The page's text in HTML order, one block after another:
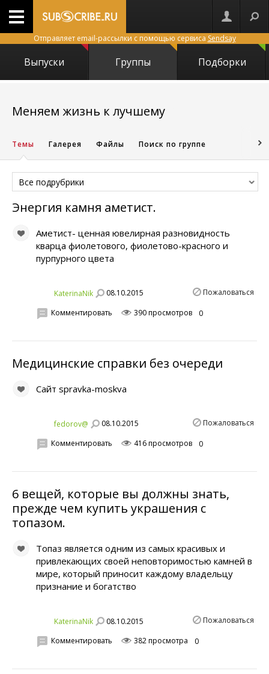
Отправляет email-рассылки с помощью сервиса Sendsay
Выпуски Группы Подборки
Меняем жизнь к лучшему
Темы Галерея Файлы Поиск по группе
Все подрубрики
Энергия камня аметист.
Аметист- ценная ювелирная разновидность
кварца фиолетового, фиолетово-красного и
пурпурного цвета
KaterinaNik 08.10.2015 Пожаловаться
Комментировать 390 просмотров 0
Медицинские справки без очереди
Сайт spravka-moskva
fedorov@ 08.10.2015 Пожаловаться
Комментировать 416 просмотров 0
6 вещей, которые вы должны знать,
прежде чем купить украшения с
топазом.
Топаз является одним из самых красивых и
привлекающих своей неповторимостью камней в
мире, который приносит каждому владельцу
признание и богатство
KaterinaNik 08.10.2015 Пожаловаться
Комментировать 382 просмотра 0